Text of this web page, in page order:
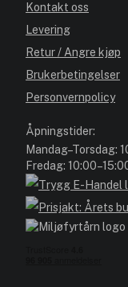
Kontakt oss
Levering
Retur / Angre kjøp
Brukerbetingelser
Personvernpolicy
Åpningstider:
Mandag–Torsdag:
Fredag: